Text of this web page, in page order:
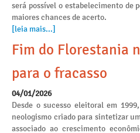
será possível o estabelecimento de
maiores chances de acerto.
[leia mais...]
Fim do Florestania
para o fracasso
04/01/2026
Desde o sucesso eleitoral em
neologismo criado para sintetizar
associado ao crescimento